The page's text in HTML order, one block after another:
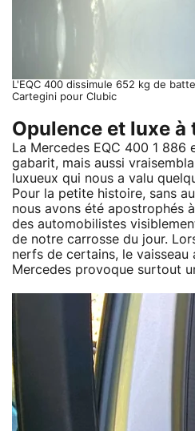
L'EQC 400 dissimule 652 kg de
Cartegini pour Clubic
Opulence et luxe à
La Mercedes EQC 400 1 886
gabarit, mais aussi
luxueux qui nous a valu
Pour la petite histoire, sans
nous avons été apostrophés
des automobilistes
de notre carrosse du jour.
nerfs de certains, le vaisseau
Mercedes provoque surtout